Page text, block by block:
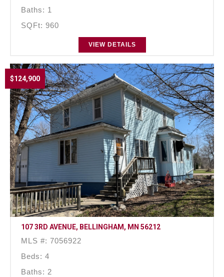
Baths: 1
SQFt: 960
VIEW DETAILS
$124,900
107 3RD AVENUE, BELLINGHAM, MN 56212
MLS #: 7056922
Beds: 4
Baths: 2